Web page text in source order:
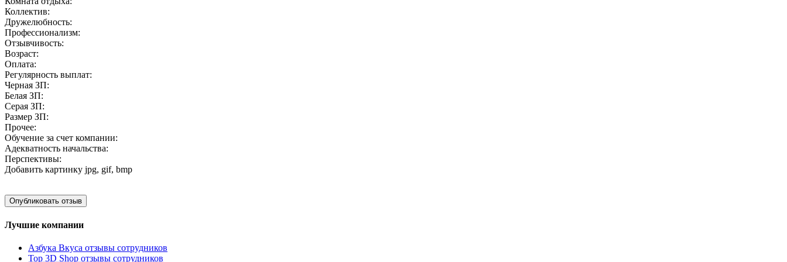
Коллектив:
Дружелюбность:
Профессионализм:
Отзывчивость:
Возраст:
Оплата:
Регулярность выплат:
Черная ЗП:
Белая ЗП:
Серая ЗП:
Размер ЗП:
Прочее:
Обучение за счет компании:
Адекватность начальства:
Перспективы:
Добавить картинку jpg, gif, bmp
Лучшие компании
Азбука Вкуса отзывы сотрудников
Top 3D Shop отзывы сотрудников